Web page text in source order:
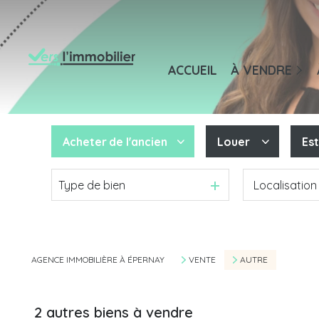
ACCUEIL À VENDRE
Maisons / Villas
Appartements
Terrains
Autres
Bureaux /
Acheter de l'ancien
De l'ancien
Louer
à l'année
Type de bien
AGENCE IMMOBILIÈRE À ÉPERNAY VENTE AUTRE
2 autres biens à vendre